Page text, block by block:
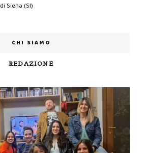
Siena (SI)
CHI SIAMO
REDAZIONE